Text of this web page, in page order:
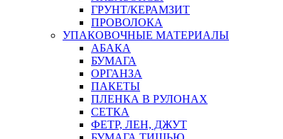
ГРУНТ/КЕРАМЗИТ
ПРОВОЛОКА
УПАКОВОЧНЫЕ МАТЕРИАЛЫ
АБАКА
БУМАГА
ОРГАНЗА
ПАКЕТЫ
ПЛЕНКА В РУЛОНАХ
СЕТКА
ФЕТР, ЛЕН, ДЖУТ